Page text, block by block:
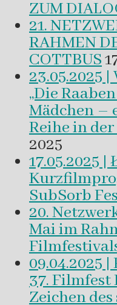
ZUM
21.
RAHMEN
COTTBUS
23.05.2025
„Die
Mädchen –
Reihe in
2025
17.05.2025
SubSorb
20.
Mai im
09.04.2025
37. Filmfest
Zeichen